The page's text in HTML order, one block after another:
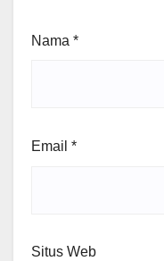
Nama *
Email *
Situs Web